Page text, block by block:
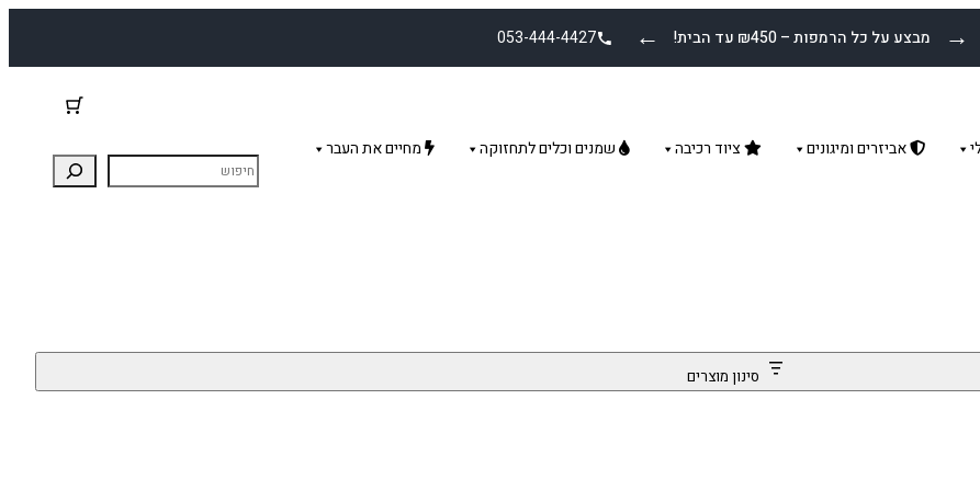
← מבצע על כל הרמפות – ₪450 עד הבית! →
053-444-4427
אביזרים ומיגונים ציוד רכיבה שמנים וכלים לתחזוקה
מחיים את העבר
סינון מוצרים